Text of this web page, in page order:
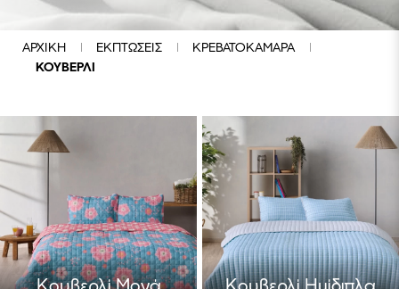
ΑΡΧΙΚΗ ΕΚΠΤΩΣΕΙΣ
ΚΡΕΒΑΤΟΚΑΜΑΡΑ
ΚΟΥΒΕΡΛΙ
Κουβερλί
Ημίδιπλα
Κουβερλί
King